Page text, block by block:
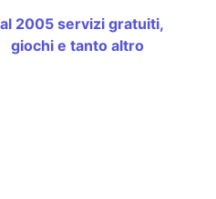
2005 servizi gratuiti,
giochi e tanto altro